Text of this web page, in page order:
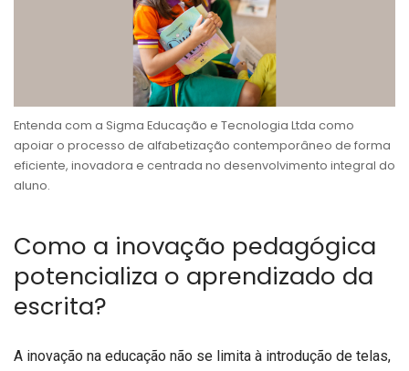
Entenda com a Sigma Educação e Tecnologia Ltda como
apoiar o processo de alfabetização contemporâneo de forma
eficiente, inovadora e centrada no desenvolvimento integral do
aluno.
Como a inovação pedagógica
potencializa o aprendizado da
escrita?
A inovação na educação não se limita à introdução de telas,